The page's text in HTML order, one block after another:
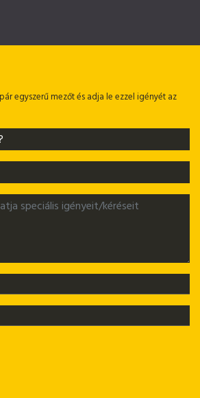
egyszerű mezőt és adja le ezzel igényét az